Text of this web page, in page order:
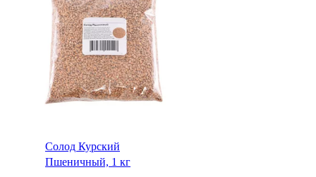
Солод Курский
Пшеничный, 1 кг